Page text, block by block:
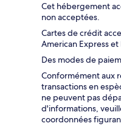
Cet hébergement
non acceptées.
Cartes de crédit
American Express et
Des modes de
Conformément aux
transactions en
ne peuvent pas
d'informations,
coordonnées